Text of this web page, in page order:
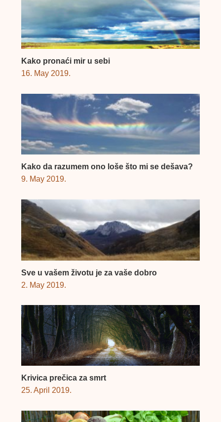
Kako pronaći mir u sebi
16. May 2019.
Kako da razumem ono loše što mi se dešava?
9. May 2019.
Sve u vašem životu je za vaše dobro
2. May 2019.
Krivica prečica za smrt
25. April 2019.